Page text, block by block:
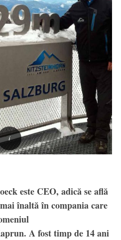
este CEO, adică se află
înaltă în compania care
A fost timp de 14 ani